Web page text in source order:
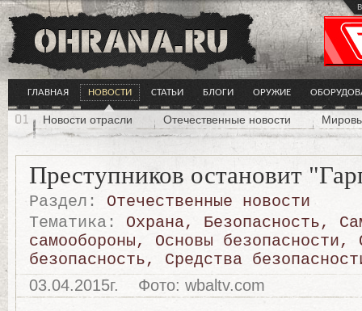
ГЛАВНАЯ НОВОСТИ СТАТЬИ БЛОГИ ОРУЖИЕ
Новости отрасли Отечественные новости
Преступников остановит
Раздел:
Отечественные новости
Тематика:
Охрана, Безопасность,
самообороны, Основы безопасности,
безопасность, Средства
03.04.2015г. Фото: wbaltv.com